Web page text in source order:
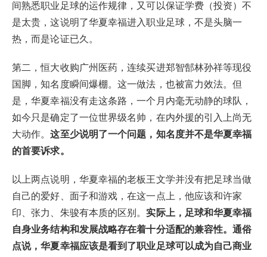
间熟悉职业足球的运作规律，又可以保证学费（投资）不
是太贵，这说明了华夏幸福进入职业足球，不是头脑一
热，而是论证已久。
第二，恒大收购广州医药，连续买进郑智郜林孙祥等现役
国脚，知名度瞬间爆棚。这一做法，也被富力效法。但
是，华夏幸福没有走这条路，一个月内毫无动静的球队，
如今只是确定了一位世界级名帅，在内外援的引入上尚无
大动作。这至少说明了一个问题，知名度并不是华夏幸福
的首要诉求。
以上两点说明，华夏幸福的老板王文学并没有把足球当做
自己的爱好、面子和游戏，在这一点上，他应该和许家
印、张力、朱骏有本质的区别。实际上，足球和华夏幸福
自身业务结构和发展战略存在着十分适配的兼容性。通俗
点说，华夏幸福应该是看到了职业足球可以成为自己商业